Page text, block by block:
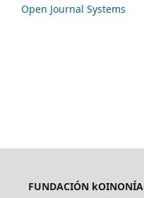
Open Journal Systems
FUNDACIÓN kOINONÍA